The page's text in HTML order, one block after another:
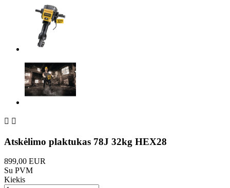
 
Atskėlimo plaktukas 78J 32kg HEX28
899,00 EUR
Su PVM
Kiekis